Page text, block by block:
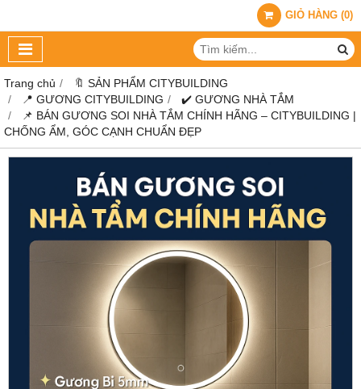
GIỎ HÀNG (0)
Trang chủ
🔖 SẢN PHẨM CITYBUILDING
📍 GƯƠNG CITYBUILDING
✔️ GƯƠNG NHÀ TẮM
📌 BÁN GƯƠNG SOI NHÀ TẮM CHÍNH HÃNG – CITYBUILDING |
CHỐNG ẨM, GÓC CẠNH CHUẨN ĐẸP